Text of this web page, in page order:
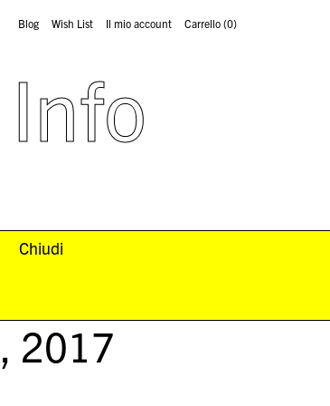
Info
Blog Wish List Il mio account Carrello(0)
Chiudi
, 2017